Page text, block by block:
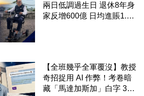
兩日低調過生日 退休8年身
家反增600億 日均進賬1.67
【全班幾乎全軍覆沒】教授
奇招捉用 AI 作弊！考卷暗
藏「馬達加斯加」白字 35